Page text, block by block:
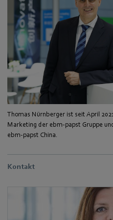
Thomas Nürnberger ist seit April
Marketing der ebm-papst Gruppe
ebm-papst China.
Kontakt